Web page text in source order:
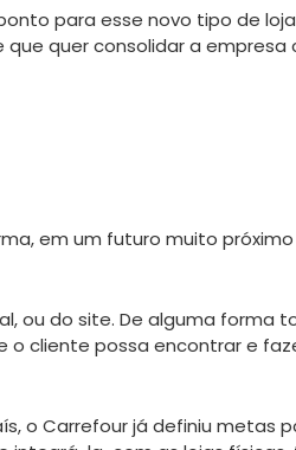
para esse novo tipo de
quer consolidar a empresa
em um futuro muito
ou do site. De alguma forma
cliente possa encontrar e
o Carrefour já definiu metas